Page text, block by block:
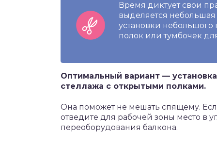
Время диктует свои
выделяется небольшая
установки
полок или тумбочек
Оптимальный вариант —
стеллажа с открытыми полками.
Она поможет не мешать спящему.
отведите для рабочей зоны место в
переоборудования балкона.